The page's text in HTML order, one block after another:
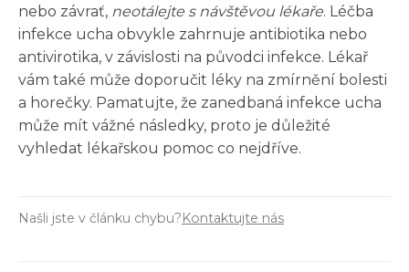
nebo závrať, neotálejte s návštěvou lékaře. Léčba
infekce ucha obvykle zahrnuje antibiotika nebo
antivirotika, v závislosti na původci infekce. Lékař
vám také může doporučit léky na zmírnění bolesti
a horečky. Pamatujte, že zanedbaná infekce ucha
může mít vážné následky, proto je důležité
vyhledat lékařskou pomoc co nejdříve.
Našli jste v článku chybu?Kontaktujte nás